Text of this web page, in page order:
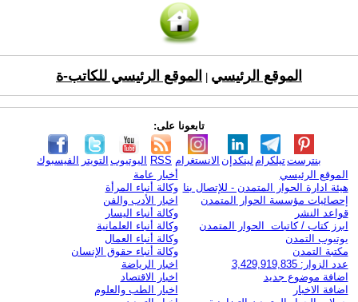
الموقع الرئيسي الموقع الرئيسي للكاتب-ة
تابعونا على:
الفيسبوك التويتر اليوتيوب RSS الانستغرام لينكدإن تيلكرامبنترست
الموقع الرئيسي
هيئة ادارة الحوار المتمدن - للإتصال بنا
إحصائيات مؤسسة الحوار المتمدن
قواعد النشر
ابرز كتاب / كاتبات الحوار المتمدن
يوتيوب التمدن
مكتبة التمدن
عدد الزوار: 3,429,919,835
اضافة موضوع جديد
اضافة الاخبار
أخبار عامة
وكالة أنباء المرأة
اخبار الأدب والفن
وكالة أنباء اليسار
وكالة أنباء العلمانية
وكالة أنباء العمال
وكالة أنباء حقوق الإنسان
اخبار الرياضة
اخبار الاقتصاد
اخبار الطب والعلوم